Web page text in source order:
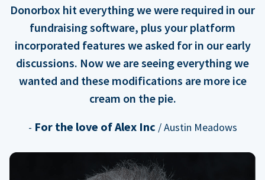
Donorbox hit everything we were required in our
fundraising software, plus your platform
incorporated features we asked for in our early
discussions. Now we are seeing everything we
wanted and these modifications are more ice
cream on the pie.
- For the love of Alex Inc / Austin Meadows